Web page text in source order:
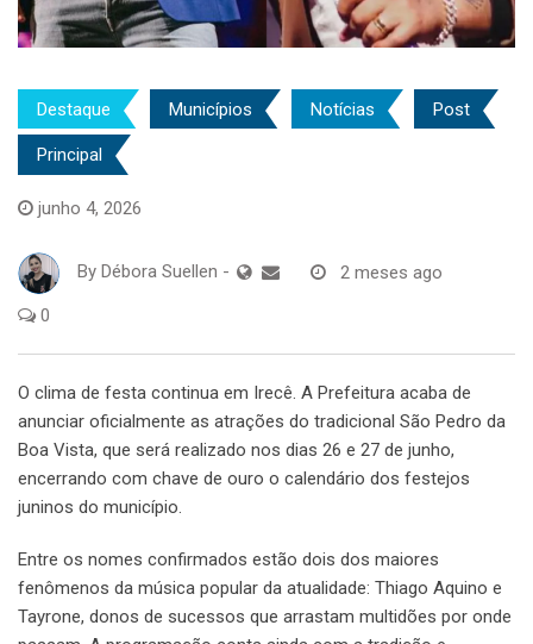
Destaque Municípios Notícias Post
Principal
junho 4, 2026
By Débora Suellen - 2 meses ago
0
O clima de festa continua em Irecê. A Prefeitura acaba de
anunciar oficialmente as atrações do tradicional São Pedro da
Boa Vista, que será realizado nos dias 26 e 27 de junho,
encerrando com chave de ouro o calendário dos festejos
juninos do município.
Entre os nomes confirmados estão dois dos maiores
fenômenos da música popular da atualidade: Thiago Aquino e
Tayrone, donos de sucessos que arrastam multidões por onde